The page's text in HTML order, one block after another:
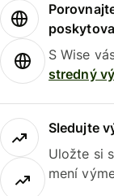
S Wise
stredný
Sledujte
Uložte si
mení